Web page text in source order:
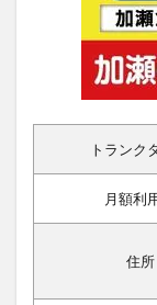
トランク
月額利
住所